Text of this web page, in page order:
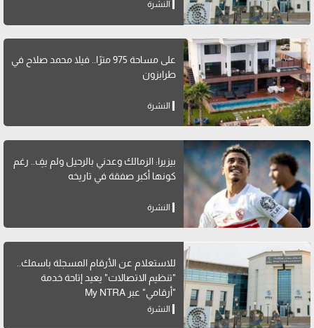
النشرة
على مساحة 975 مترًا.. فيلا محمد صلاح في
طرابزون
النشرة
بيزيرا: الزمالك وعدني بالرحيل ولم يفِ.. رغم
كونها أكبر صفقة في تاريخه
النشرة
للاستعلام عن الأرقام المسجلة باسمك..
"تنظيم الاتصالات" يعيد إتاحة خدمة
"أرقامي" عبر My NTRA
النشرة